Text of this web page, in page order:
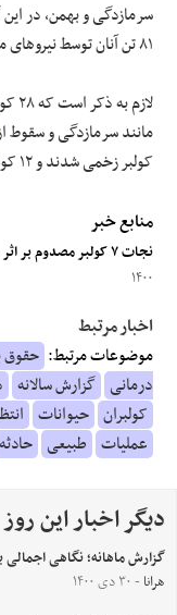
۸۱ تن آنان توسط نیروهای مرزبانی و
لازم به ذکر است که ۲۸ کولبر دیگر نیز به واسطه شرایط اقلیمی و
مانند سرمازدگی و سقوط
کولبر زخمی شدند و ۱۲ کولبر جان باختند.
منابع خبر
نجات ۷ کولبر مصدوم بر اثر سرمازدگی در مناطق مرزی بانه
۱۴۰۰
اخبار مرتبط
موضوعات مرتبط: حقوق
درمانی گزارش سالانه
کولبران حیوانات
عملیات طبیعی حادثه
دیگر اخبار این روز
گزارش ماهانه؛ نگاهی اجمالی
هرانا - ۳۰ دی ۱۴۰۰